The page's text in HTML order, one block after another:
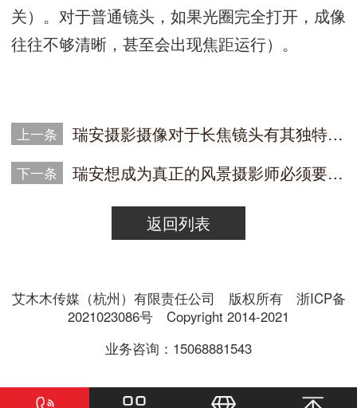
关）。对于普通镜头，如果光圈完全打开，成像
往往不够清晰，甚至会出现焦距运行）。
上一条 瑞安摄影摄像对于长焦镜头有其独特的优势魅力
下一条 瑞安想成为真正的风景摄影师必须要具备的技能
返回列表
艾木木传媒（杭州）有限责任公司 版权所有 浙ICP备
2021023086号 Copyright 2014-2021
业务咨询：15068881543